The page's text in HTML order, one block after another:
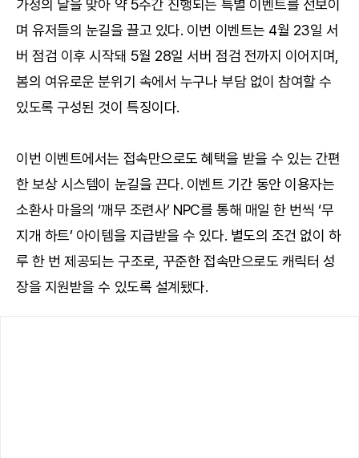
가정의 달을 맞아 약 5주간 진행되는 특별 이벤트를 선보이
며 유저들의 눈길을 끌고 있다. 이번 이벤트는 4월 23일 서
버 점검 이후 시작돼 5월 28일 서버 점검 전까지 이어지며,
봄의 여유로운 분위기 속에서 누구나 부담 없이 참여할 수
있도록 구성된 것이 특징이다.
이번 이벤트에서는 접속만으로도 혜택을 받을 수 있는 간편
한 보상 시스템이 눈길을 끈다. 이벤트 기간 동안 이용자는
소환사 마을의 ‘깨무 조련사’ NPC를 통해 매일 한 번씩 ‘무
지개 하트’ 아이템을 지급받을 수 있다. 별도의 조건 없이 하
루 한 번 제공되는 구조로, 꾸준한 접속만으로도 캐릭터 성
장을 지원받을 수 있도록 설계됐다.